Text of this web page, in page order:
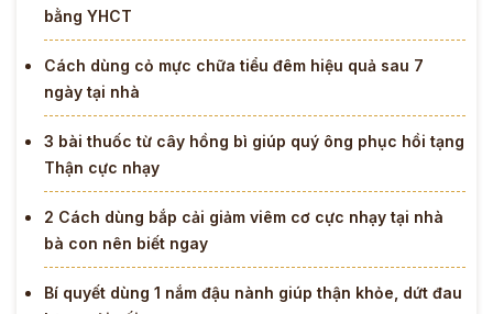
bằng YHCT
Cách dùng cỏ mực chữa tiểu đêm hiệu quả sau 7
ngày tại nhà
3 bài thuốc từ cây hồng bì giúp quý ông phục hồi tạng
Thận cực nhạy
2 Cách dùng bắp cải giảm viêm cơ cực nhạy tại nhà
bà con nên biết ngay
Bí quyết dùng 1 nắm đậu nành giúp thận khỏe, dứt đau